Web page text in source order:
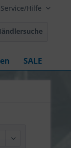
Service/Hilfe
SALE